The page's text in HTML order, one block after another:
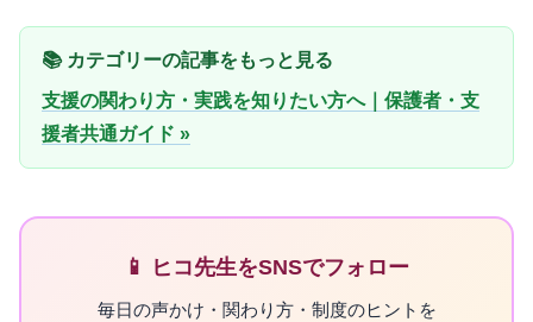
📚 カテゴリーの記事をもっと見る
支援の関わり方・実践を知りたい方へ｜保護者・支
援者共通ガイド »
📱 ヒコ先生をSNSでフォロー
毎日の声かけ・関わり方・制度のヒントを